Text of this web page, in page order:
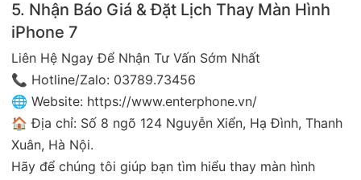
5. Nhận Báo Giá & Đặt Lịch Thay Màn Hình
iPhone 7
Liên Hệ Ngay Để Nhận Tư Vấn Sớm Nhất
📞 Hotline/Zalo: 03789.73456
🌐 Website: https://www.enterphone.vn/
🏠 Địa chỉ: Số 8 ngõ 124 Nguyễn Xiển, Hạ Đình, Thanh
Xuân, Hà Nội.
Hãy để chúng tôi giúp bạn tìm hiểu thay màn hình